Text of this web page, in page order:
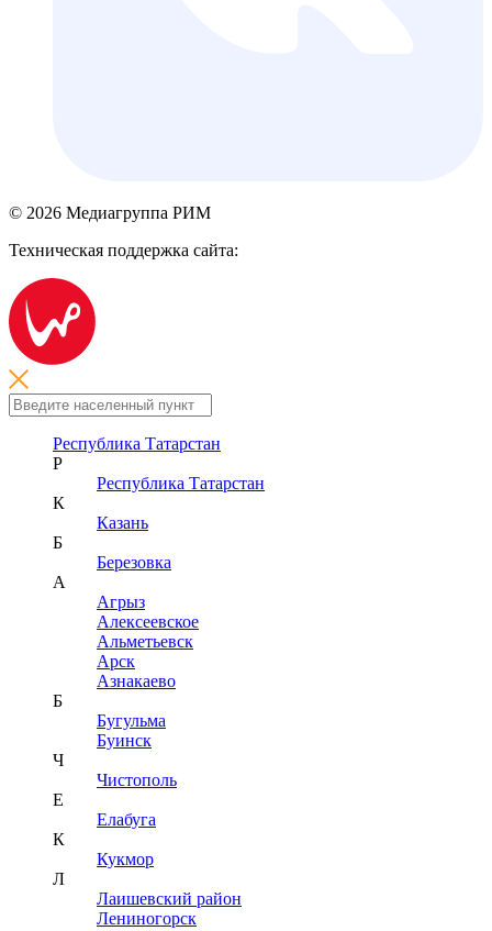
© 2026 Медиагруппа РИМ
Техническая поддержка сайта:
Республика Татарстан
Р
Республика Татарстан
К
Казань
Б
Березовка
А
Агрыз
Алексеевское
Альметьевск
Арск
Азнакаево
Б
Бугульма
Буинск
Ч
Чистополь
Е
Елабуга
К
Кукмор
Л
Лаишевский район
Лениногорск